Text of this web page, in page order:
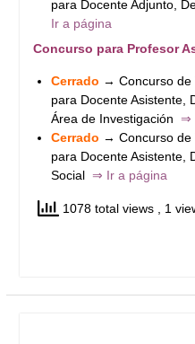
para Docente Adjunto,
Ir a página
Concurso para Profesor
Cerrado → Concurso de
para Docente Asistente,
Área de Investigación ⇒
Cerrado → Concurso de
para Docente Asistente,
Social ⇒ Ir a página
1078 total views , 1